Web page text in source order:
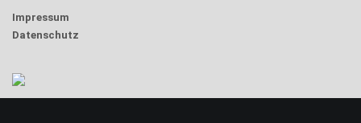
Impressum
Datenschutz